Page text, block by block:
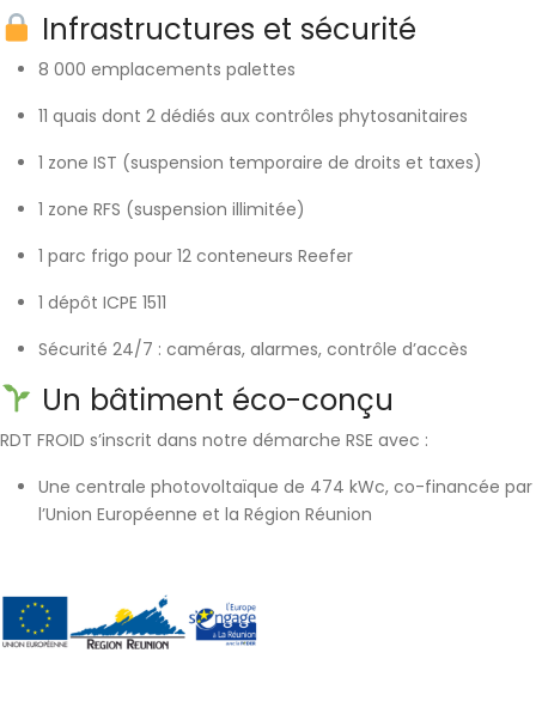
Infrastructures et sécurité
8 000 emplacements palettes
11 quais dont 2 dédiés aux contrôles phytosanitaires
1 zone IST (suspension temporaire de droits et taxes)
1 zone RFS (suspension illimitée)
1 parc frigo pour 12 conteneurs Reefer
1 dépôt ICPE 1511
Sécurité 24/7 : caméras, alarmes, contrôle d’accès
Un bâtiment éco-conçu
RDT FROID s’inscrit dans notre démarche RSE avec :
Une centrale photovoltaïque de 474 kWc, co-financée par
l’Union Européenne et la Région Réunion